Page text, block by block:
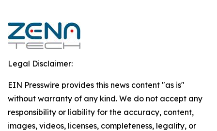
Legal Disclaimer:
EIN Presswire provides this news content "as is"
without warranty of any kind. We do not accept any
responsibility or liability for the accuracy, content,
images, videos, licenses, completeness, legality, or